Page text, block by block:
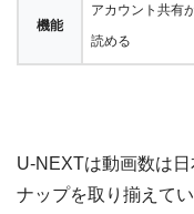
機能
アカウント共有
読める
U-NEXTは動画数は
ナップを取り揃えて